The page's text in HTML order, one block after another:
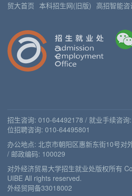
贸大首页 本科招生网(旧版) 高招智能
招生咨询: 010-64492178 / 就业手续咨
位招聘咨询: 010-64495801
办公地点: 北京市朝阳区惠新东街10号对
/ 邮政编码: 100029
对外经济贸易大学招生就业处版权所有
UIBE All rights reserved.
外经贸网备33018002